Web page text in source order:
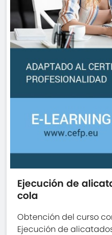
Ejecución de
cola
Obtención del curso
Ejecución de